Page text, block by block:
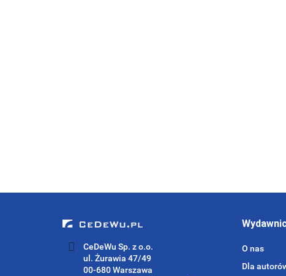
CeDeWu Sp. z o.o.
ul. Żurawia 47/49
00-680 Warszawa
O nas
Dla